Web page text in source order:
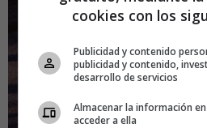
cookies con los
Publicidad y contenido
publicidad y contenido,
desarrollo de servicios
Almacenar la información
acceder a ella